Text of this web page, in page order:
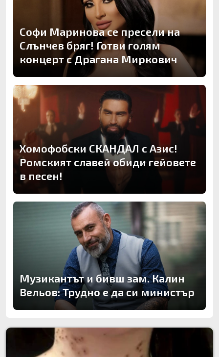
Софи Маринова се пресели на
Слънчев бряг! Готви голям
концерт с Драгана Миркович
Хомофобски СКАНДАЛ с Азис!
Ромският славей обиди гейовете
в песен!
Музикантът и бивш зам. Калин
Вельов: Трудно е да си министър